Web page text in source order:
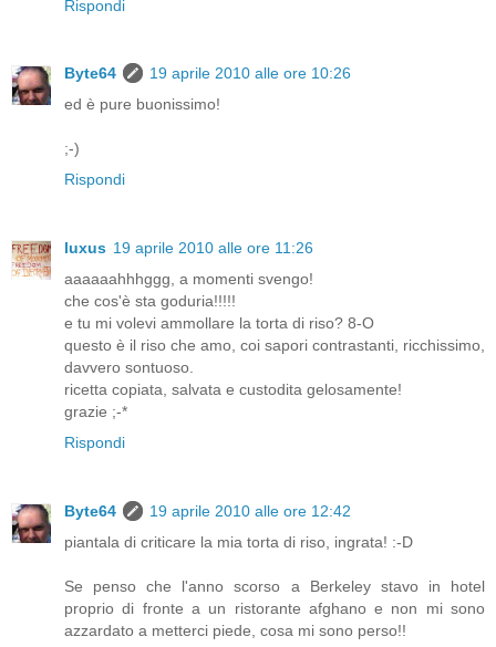
Rispondi
Byte64
19 aprile 2010 alle ore 10:26
ed è pure buonissimo!
;-)
Rispondi
luxus 19 aprile 2010 alle ore 11:26
aaaaaahhhggg, a momenti svengo!
che cos'è sta goduria!!!!!
e tu mi volevi ammollare la torta di riso? 8-O
questo è il riso che amo, coi sapori contrastanti, ricchissimo,
davvero sontuoso.
ricetta copiata, salvata e custodita gelosamente!
grazie ;-*
Rispondi
Byte64
19 aprile 2010 alle ore 12:42
piantala di criticare la mia torta di riso, ingrata! :-D
Se penso che l'anno scorso a Berkeley stavo in hotel
proprio di fronte a un ristorante afghano e non mi sono
azzardato a metterci piede, cosa mi sono perso!!